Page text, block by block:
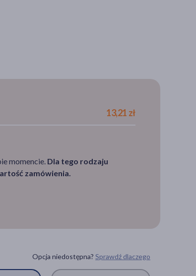
50 szt.
13,21 zł
momencie. Dla tego rodzaju
zamówienia.
Opcja niedostępna? Sprawdź dlaczego